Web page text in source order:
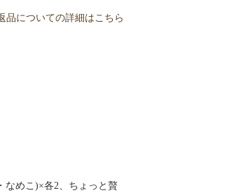
品についての詳細はこちら
めこ)×各2、ちょっと贅